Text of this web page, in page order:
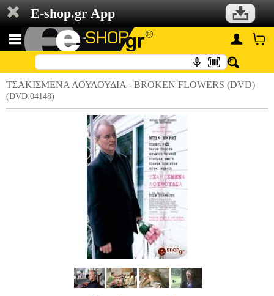
E-shop.gr App
ΤΣΑΚΙΣΜΕΝΑ ΛΟΥΛΟΥΔΙΑ - BROKEN FLOWERS (DVD)
(DVD.04148)